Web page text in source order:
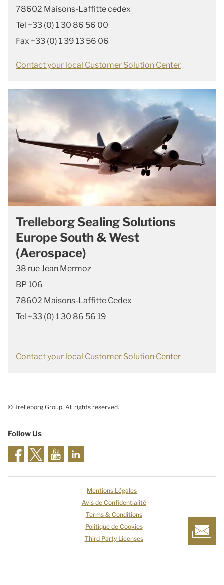
78602 Maisons-Laffitte cedex
Tel +33 (0) 1 30 86 56 00
Fax +33 (0) 1 39 13 56 06
Contact your local Customer Solution Center
Trelleborg Sealing Solutions
Europe South & West
(Aerospace)
38 rue Jean Mermoz
BP 106
78602 Maisons-Laffitte Cedex
Tel +33 (0) 1 30 86 56 19
Contact your local Customer Solution Center
© Trelleborg Group. All rights reserved.
Follow Us
Mentions Légales
Avis de Confidentialité
Terms & Conditions
Politique de Cookies
Third Party Licenses